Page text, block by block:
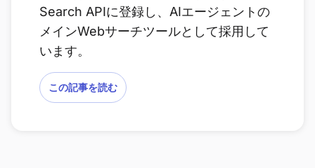
Search APIに登録し、AIエージェントの
メインWebサーチツールとして採用して
います。
この記事を読む